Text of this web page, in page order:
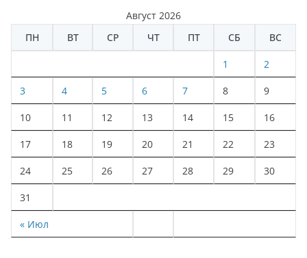
Август 2026
ПН
ВТ СР ЧТ ПТ СБ ВС
« Июл
1 2
3 4 5 6 7 8 9
10 11 12 13 14 15 16
17 18 19 20 21 22 23
24 25 26 27 28 29 30
31